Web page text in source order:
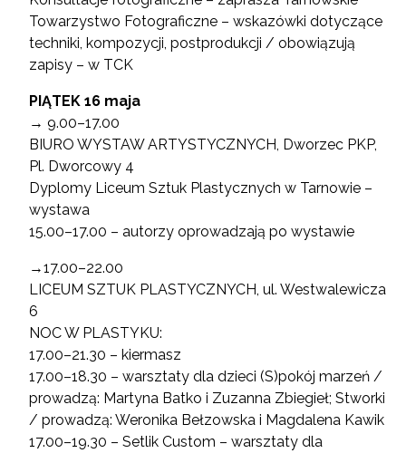
Towarzystwo Fotograficzne – wskazówki dotyczące
techniki, kompozycji, postprodukcji / obowiązują
zapisy – w TCK
PIĄTEK 16 maja
→ 9.00–17.00
BIURO WYSTAW ARTYSTYCZNYCH, Dworzec PKP,
Pl. Dworcowy 4
Dyplomy Liceum Sztuk Plastycznych w Tarnowie –
wystawa
15.00–17.00 – autorzy oprowadzają po wystawie
→17.00–22.00
LICEUM SZTUK PLASTYCZNYCH, ul. Westwalewicza
6
NOC W PLASTYKU:
17.00–21.30 – kiermasz
17.00–18.30 – warsztaty dla dzieci (S)pokój marzeń /
prowadzą: Martyna Batko i Zuzanna Zbiegieł; Stworki
/ prowadzą: Weronika Bełzowska i Magdalena Kawik
17.00–19.30 – Setlik Custom – warsztaty dla